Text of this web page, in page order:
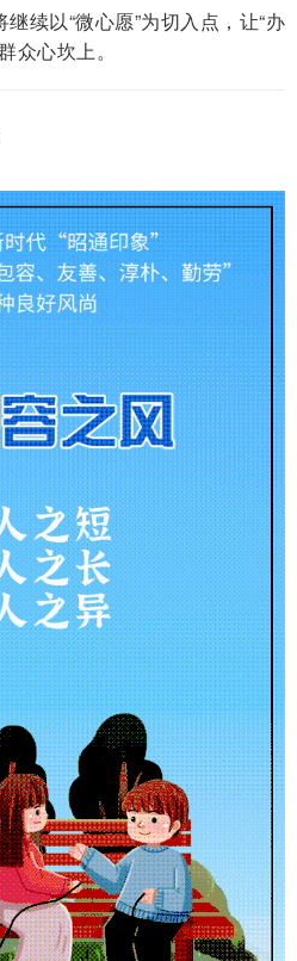
续以“微心愿”为切入点，让“办
众心坎上。